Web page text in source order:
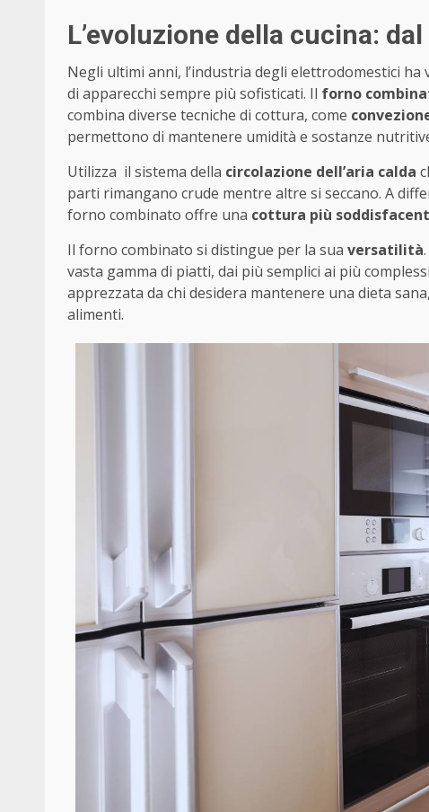
L’evoluzione della cucina:
Negli ultimi anni, l’industria degli elettrodomestici
di apparecchi sempre più sofisticati. Il forno
combina diverse tecniche di cottura, come
permettono di mantenere umidità e sostanze
Utilizza il sistema della circolazione dell’aria calda
parti rimangano crude mentre altre si seccano. A
forno combinato offre una cottura più
Il forno combinato si distingue per la sua versatilità
vasta gamma di piatti, dai più semplici ai più
apprezzata da chi desidera mantenere una dieta
alimenti.